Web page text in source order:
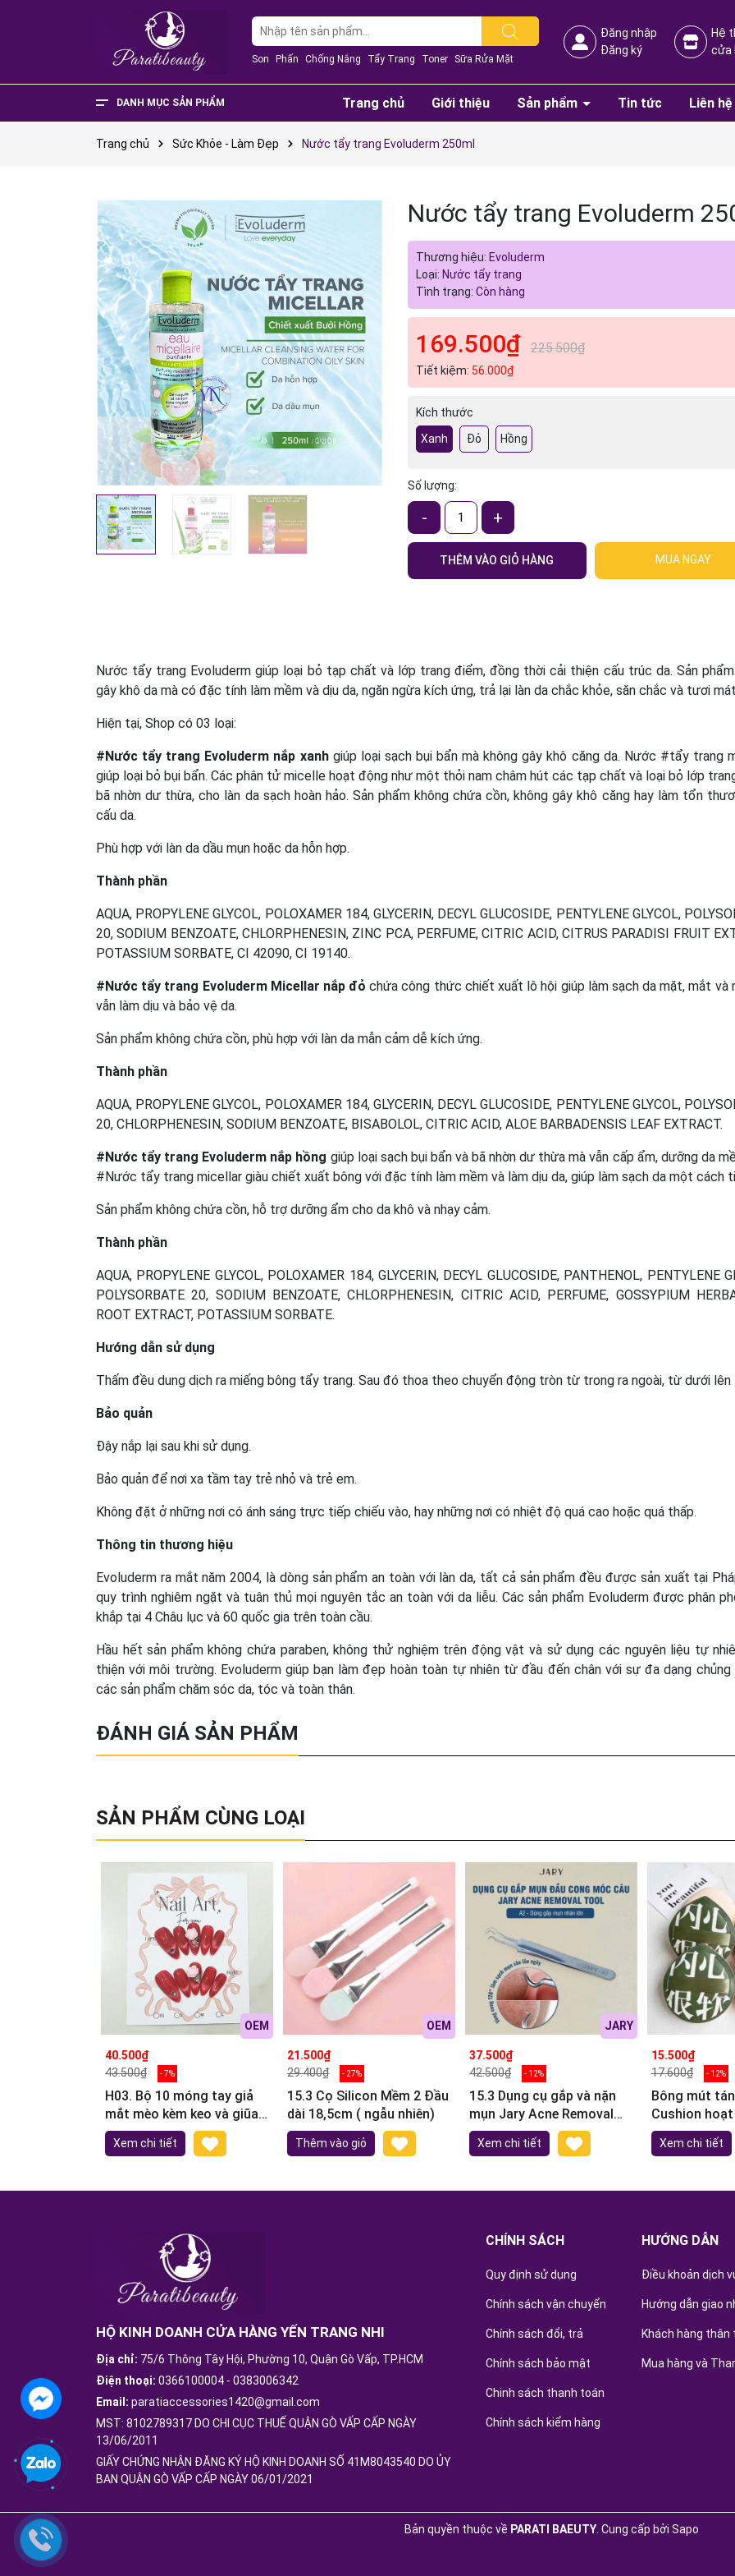
Son Phấn Chống Nắng Tẩy Trang Toner Sữa Rửa Mặt
Đăng nhập
Đăng ký
Hệ
cửa
DANH MỤC SẢN PHẨM Trang chủ Giới thiệu Sản phẩm Tin tức Liên hệ
Trang chủ Sức Khỏe - Làm Đẹp Nước tẩy trang Evoluderm 250ml
Nước tẩy trang Evoluderm
Thương hiệu: Evoluderm
Loại: Nước tẩy trang
Tình trạng: Còn hàng
169.500₫ 225.500₫
Tiết kiệm: 56.000₫
Kích thước
Xanh
Đỏ Hồng
Số lượng:
- +
THÊM VÀO GIỎ HÀNG MUA NGAY
Mã giảm giá:
Ngày hết hạn:
Điều kiện:
Nước tẩy trang Evoluderm giúp loại bỏ tạp chất và lớp trang điểm, đồng thời cải thiện cấu trúc da. Sản
gây khô da mà có đặc tính làm mềm và dịu da, ngăn ngừa kích ứng, trả lại làn da chắc khỏe, săn chắc và tươi
Hiện tại, Shop có 03 loại:
#Nước tẩy trang Evoluderm nắp xanhgiúp loại sạch bụi bẩn mà không gây khô căng da. Nước #tẩy trang
giúp loại bỏ bụi bẩn. Các phân tử micelle hoạt động như một thỏi nam châm hút các tạp chất và loại bỏ lớp
bã nhờn dư thừa, cho làn da sạch hoàn hảo. Sản phẩm không chứa cồn, không gây khô căng hay làm tổn
cấu da.
Phù hợp với làn da dầu mụn hoặc da hỗn hợp.
Thành phần
AQUA, PROPYLENE GLYCOL, POLOXAMER 184, GLYCERIN, DECYL GLUCOSIDE, PENTYLENE GLYCOL,
20, SODIUM BENZOATE, CHLORPHENESIN, ZINC PCA, PERFUME, CITRIC ACID, CITRUS PARADISI FRUIT
POTASSIUM SORBATE, CI 42090, CI 19140.
#Nước tẩy trang Evoluderm Micellar nắp đỏ chứa công thức chiết xuất lô hội giúp làm sạch da mặt, mắt và
vẫn làm dịu và bảo vệ da.
Sản phẩm không chứa cồn, phù hợp với làn da mẫn cảm dễ kích ứng.
Thành phần
AQUA, PROPYLENE GLYCOL, POLOXAMER 184, GLYCERIN, DECYL GLUCOSIDE, PENTYLENE GLYCOL,
20, CHLORPHENESIN, SODIUM BENZOATE, BISABOLOL, CITRIC ACID, ALOE BARBADENSIS LEAF EXTRACT.
#Nước tẩy trang Evoluderm nắp hồng giúp loại sạch bụi bẩn và bã nhờn dư thừa mà vẫn cấp ẩm, dưỡng da
#Nước tẩy trang micellar giàu chiết xuất ​​bông với đặc tính làm mềm và làm dịu da, giúp làm sạch da một cách
Sản phẩm không chứa cồn, hỗ trợ dưỡng ẩm cho da khô và nhạy cảm.
Thành phần
AQUA, PROPYLENE GLYCOL, POLOXAMER 184, GLYCERIN, DECYL GLUCOSIDE, PANTHENOL, PENTYLENE
POLYSORBATE 20, SODIUM BENZOATE, CHLORPHENESIN, CITRIC ACID, PERFUME, GOSSYPIUM
ROOT EXTRACT, POTASSIUM SORBATE.
Hướng dẫn sử dụng
Thấm đều dung dịch ra miếng bông tẩy trang. Sau đó thoa theo chuyển động tròn từ trong ra ngoài, từ dưới lên
Bảo quản
Đậy nắp lại sau khi sử dụng.
Bảo quản để nơi xa tầm tay trẻ nhỏ và trẻ em.
Không đặt ở những nơi có ánh sáng trực tiếp chiếu vào, hay những nơi có nhiệt độ quá cao hoặc quá thấp.
Thông tin thương hiệu
Evoluderm ra mắt năm 2004, là dòng sản phẩm an toàn với làn da, tất cả sản phẩm đều được sản xuất tại
quy trình nghiêm ngặt và tuân thủ mọi nguyên tắc an toàn với da liễu. Các sản phẩm Evoluderm được phân
khắp tại 4 Châu lục và 60 quốc gia trên toàn cầu.
Hầu hết sản phẩm không chứa paraben, không thử nghiệm trên động vật và sử dụng các nguyên liệu tự
thiện với môi trường. Evoluderm giúp bạn làm đẹp hoàn toàn tự nhiên từ đầu đến chân với sự đa dạng chủng
các sản phẩm chăm sóc da, tóc và toàn thân.
ĐÁNH GIÁ SẢN PHẨM
SẢN PHẨM CÙNG LOẠI
OEM
40.500₫
43.500₫
- 7%
H03. Bộ 10 móng tay giả
mắt mèo kèm keo và giũa
móng (ngẫu nhiên)
Xem chi tiết
OEM
21.500₫
29.400₫
- 27%
15.3 Cọ Silicon Mềm 2 Đầu
dài 18,5cm ( ngẫu nhiên)
Thêm vào giỏ
JARY
37.500₫
42.500₫
- 12%
15.3 Dụng cụ gắp và nặn
mụn Jary Acne Removal
Tool
Xem chi tiết
15.500₫
17.600₫
- 12%
Bông mút
Cushion
Xem chi tiết
HỘ KINH DOANH CỬA HÀNG YẾN TRANG NHI
Địa chỉ: 75/6 Thông Tây Hội, Phường 10, Quận Gò Vấp, TP.HCM
Điện thoại: 0366100004 - 0383006342
Email: paratiaccessories1420@gmail.com
MST: 8102789317 DO CHI CỤC THUẾ QUẬN GÒ VẤP CẤP NGÀY
13/06/2011
GIẤY CHỨNG NHẬN ĐĂNG KÝ HỘ KINH DOANH SỐ 41M8043540 DO ỦY
BAN QUẬN GÒ VẤP CẤP NGÀY 06/01/2021
CHÍNH SÁCH
Quy định sử dụng
Chính sách vận chuyển
Chính sách đổi, trả
Chính sách bảo mật
Chinh sách thanh toán
Chính sách kiểm hàng
HƯỚNG DẪN
Điều khoản dịch
Hướng dẫn giao
Khách hàng thân
Mua hàng và
Bản quyền thuộc về PARATI BAEUTY. Cung cấp bởi Sapo